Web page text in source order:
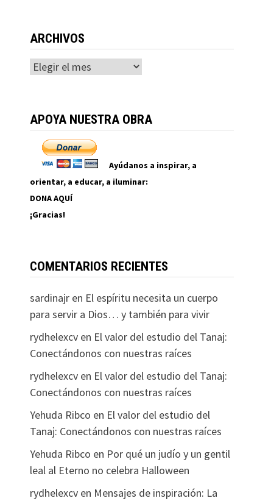
ARCHIVOS
Archivos
APOYA NUESTRA OBRA
Ayúdanos a inspirar, a
orientar, a educar, a iluminar:
DONA AQUÍ
¡Gracias!
COMENTARIOS RECIENTES
sardinajren El espíritu necesita un cuerpo
para servir a Dios… y también para vivir
rydhelexcven El valor del estudio del Tanaj:
Conectándonos con nuestras raíces
rydhelexcven El valor del estudio del Tanaj:
Conectándonos con nuestras raíces
Yehuda Ribco en El valor del estudio del
Tanaj: Conectándonos con nuestras raíces
Yehuda Ribco en Por qué un judío y un gentil
leal al Eterno no celebra Halloween
rydhelexcven Mensajes de inspiración: La